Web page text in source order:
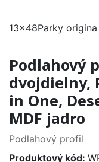
13x48Parky origina
Podlahový
dvojdielny,
in One,
MDF jadro
Podlahový profil
Produktový kód: